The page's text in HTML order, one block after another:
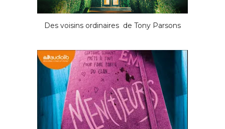
Des voisins ordinaires de Tony Parsons